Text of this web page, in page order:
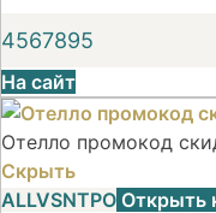
4567895
На сайт
Отелло промокод
Скрыть
ALLVSNTPO Открыть